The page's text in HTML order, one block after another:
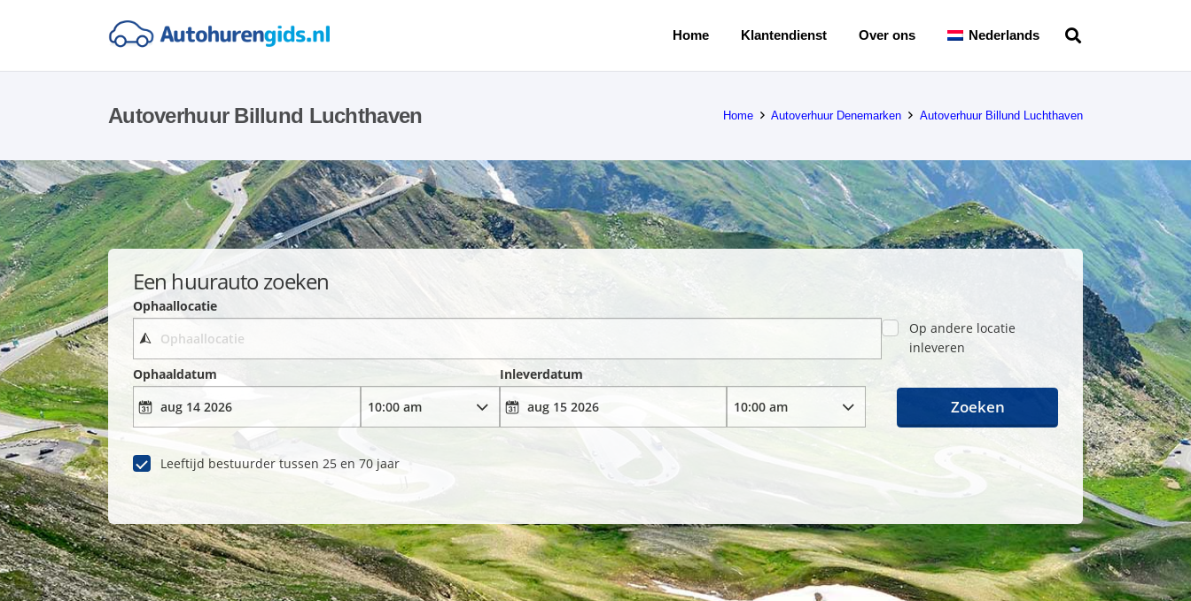
Home Klantendienst Over ons Nederlands
Autoverhuur Billund Luchthaven Home Autoverhuur Denemarken Autoverhuur Billund Luchthaven
Een huurauto zoeken
Ophaallocatie
Op andere locatie
inleveren
Ophaaldatum
Inleverdatum
Leeftijd bestuurder tussen 25 en 70 jaar
Zoeken